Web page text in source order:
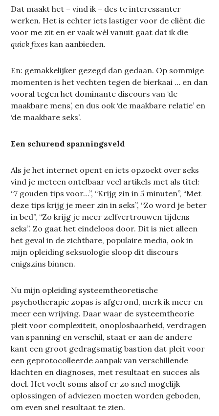
Dat maakt het – vind ik – des te interessanter
werken. Het is echter iets lastiger voor de cliënt die
voor me zit en er vaak wél vanuit gaat dat ik die
quick fixes kan aanbieden.
En: gemakkelijker gezegd dan gedaan. Op sommige
momenten is het vechten tegen de bierkaai … en dan
vooral tegen het dominante discours van ‘de
maakbare mens’, en dus ook ‘de maakbare relatie’ en
‘de maakbare seks’.
Een schurend spanningsveld
Als je het internet opent en iets opzoekt over seks
vind je meteen ontelbaar veel artikels met als titel:
“7 gouden tips voor…”, “Krijg zin in 5 minuten”, “Met
deze tips krijg je meer zin in seks”, “Zo word je beter
in bed”, “Zo krijg je meer zelfvertrouwen tijdens
seks”. Zo gaat het eindeloos door. Dit is niet alleen
het geval in de zichtbare, populaire media, ook in
mijn opleiding seksuologie sloop dit discours
enigszins binnen.
Nu mijn opleiding systeemtheoretische
psychotherapie zopas is afgerond, merk ik meer en
meer een wrijving. Daar waar de systeemtheorie
pleit voor complexiteit, onoplosbaarheid, verdragen
van spanning en verschil, staat er aan de andere
kant een groot gedragsmatig bastion dat pleit voor
een geprotocolleerde aanpak van verschillende
klachten en diagnoses, met resultaat en succes als
doel. Het voelt soms alsof er zo snel mogelijk
oplossingen of adviezen moeten worden geboden,
om even snel resultaat te zien.